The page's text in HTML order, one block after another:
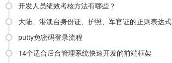
开发人员绩效考核方法有哪些？
大陆、港澳台身份证、护照、军官证的正则表达式
putty免密码登录流程
14个适合后台管理系统快速开发的前端框架